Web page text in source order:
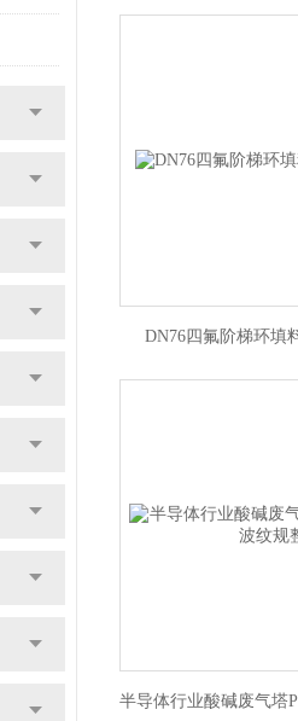
DN76四氟阶梯环填